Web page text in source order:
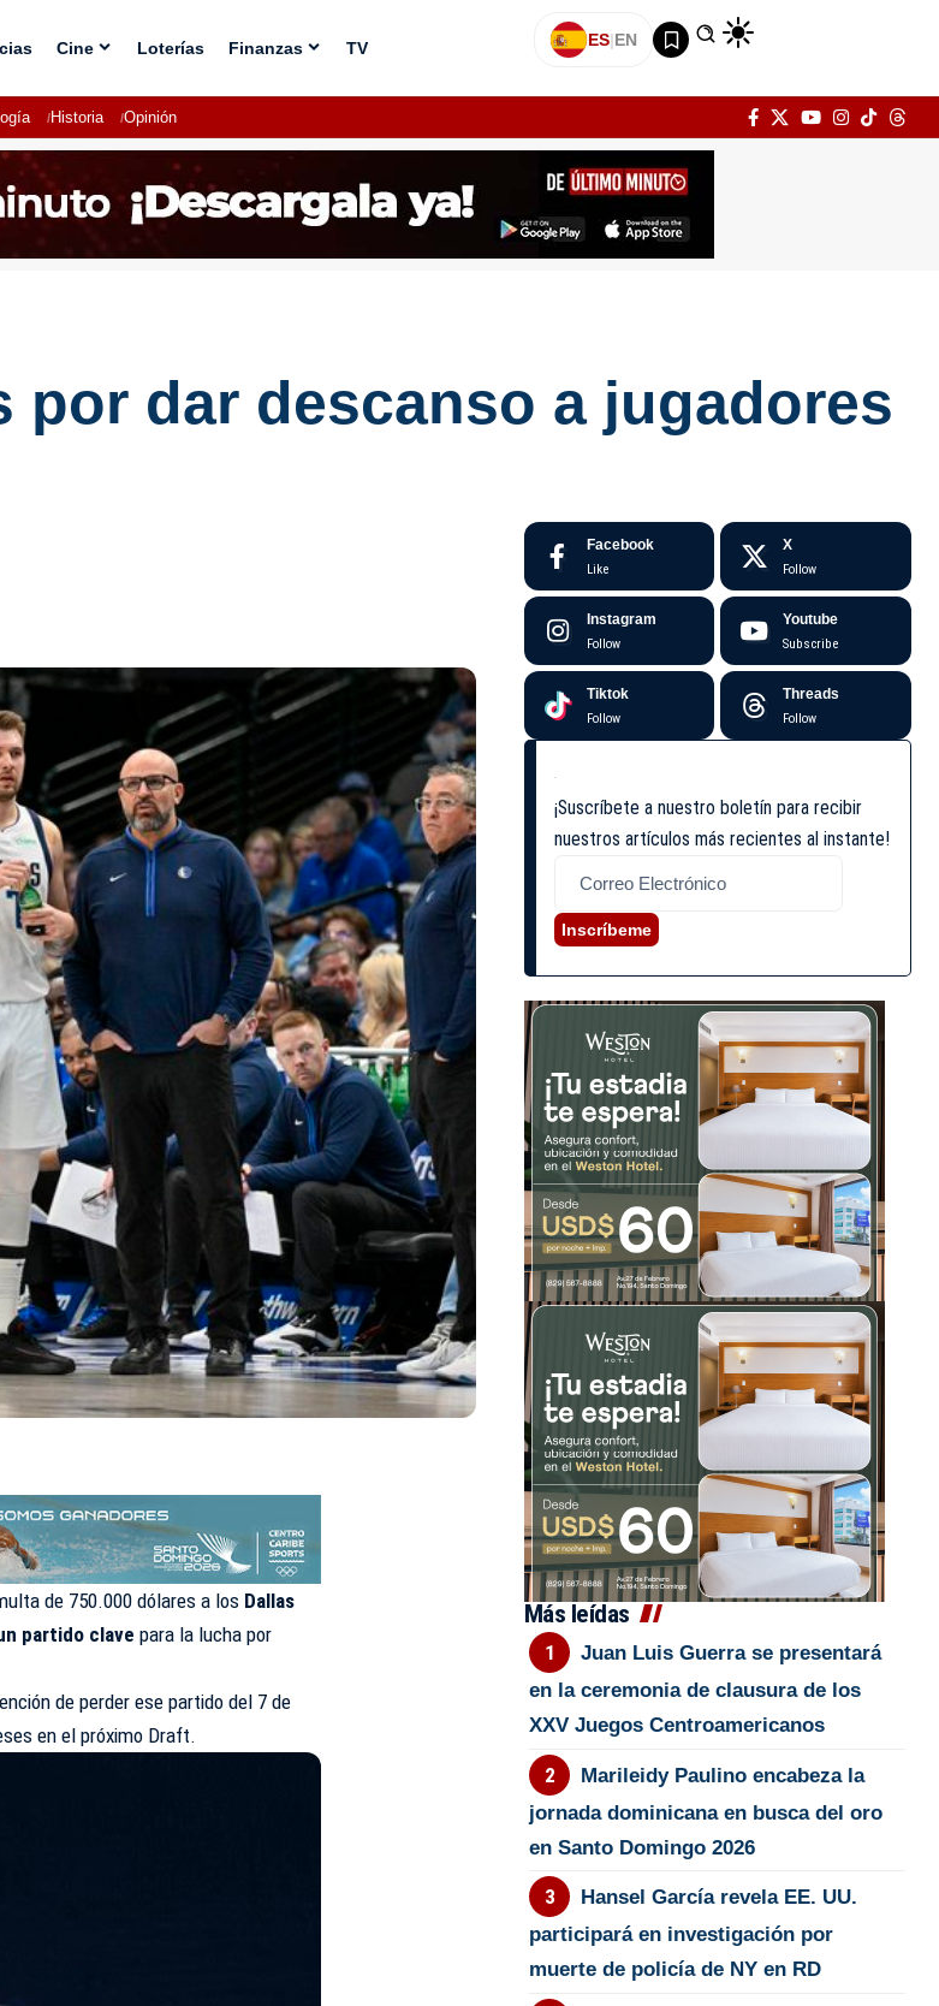
Cine Loterías Finanzas TV ES|EN
Historia Opinión
por dar descanso a jugadores
de 750.000 dólares a los Dallas
partido clave para la lucha por
de perder ese partido del 7 de
en el próximo Draft.
Facebook
Like
X
Follow
Instagram
Follow
Youtube
Subscribe
Tiktok
Follow
Threads
Follow
¡Suscríbete a nuestro boletín para recibir
nuestros artículos más recientes al instante!
Inscríbeme
Más leídas
Juan Luis Guerra se presentará
en la ceremonia de clausura de los
XXV Juegos Centroamericanos
Marileidy Paulino encabeza la
jornada dominicana en busca del oro
en Santo Domingo 2026
Hansel García revela EE. UU.
participará en investigación por
muerte de policía de NY en RD